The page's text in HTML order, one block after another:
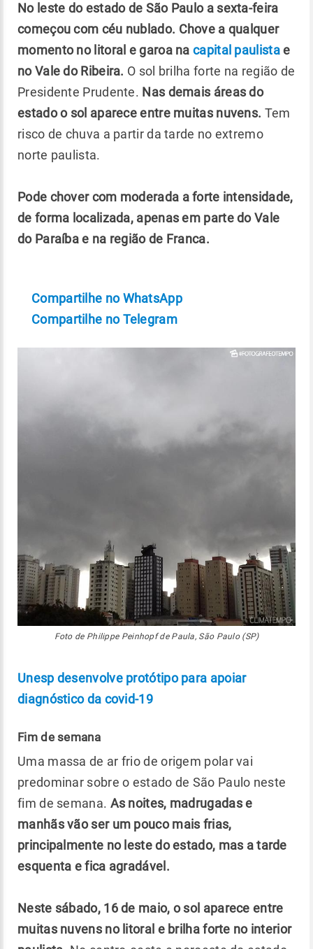
No leste do estado de São Paulo a sexta-feira
começou com céu nublado. Chove a qualquer
momento no litoral e garoa nacapital paulistae
no Vale do Ribeira. O sol brilha forte na região de
Presidente Prudente. Nas demais áreas do
estado o sol aparece entre muitas nuvens. Tem
risco de chuva a partir da tarde no extremo
norte paulista.
Pode chover com moderada a forte intensidade,
de forma localizada, apenas em parte do Vale
do Paraíba e na região de Franca.
Compartilhe no WhatsApp
Compartilhe no Telegram
Foto de Philippe Peinhopf de Paula, São Paulo (SP)
Unesp desenvolve protótipo para apoiar
diagnóstico da covid-19
Fim de semana
Uma massa de ar frio de origem polar vai
predominar sobre o estado de São Paulo neste
fim de semana. As noites, madrugadas e
manhãs vão ser um pouco mais frias,
principalmente no leste do estado, mas a tarde
esquenta e fica agradável.
Neste sábado, 16 de maio, o sol aparece entre
muitas nuvens no litoral e brilha forte no interior